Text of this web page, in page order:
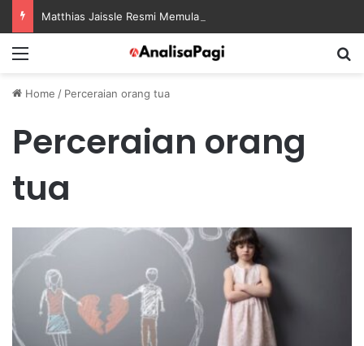
Home / Perceraian orang tua
Perceraian orang
tua